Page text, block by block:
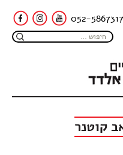
052-5867317
קוטנר